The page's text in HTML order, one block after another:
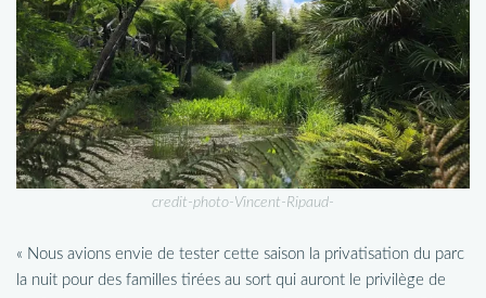
credit-photo-Vincent-Ripaud-
« Nous avions envie de tester cette saison la privatisation du parc
la nuit pour des familles tirées au sort qui auront le privilège de